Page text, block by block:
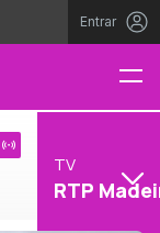
Entrar
TV
RTP